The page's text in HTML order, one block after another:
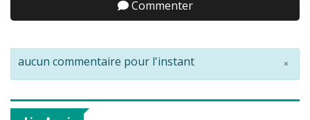
Commenter
×
aucun commentaire pour l'instant